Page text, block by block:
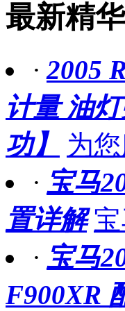
最新精华
·2005
计量 油
功】
为
· 宝马
置详解
· 宝马
F900XR